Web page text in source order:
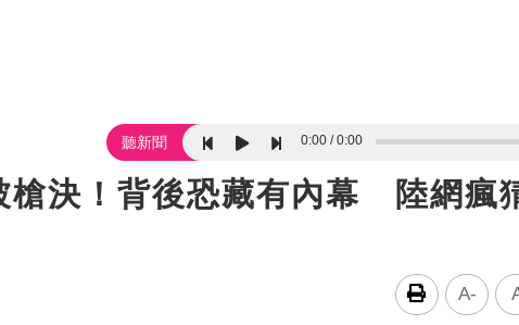
聽新聞 0:00 0:00
槍決！背後恐藏有內幕 陸網瘋
A-